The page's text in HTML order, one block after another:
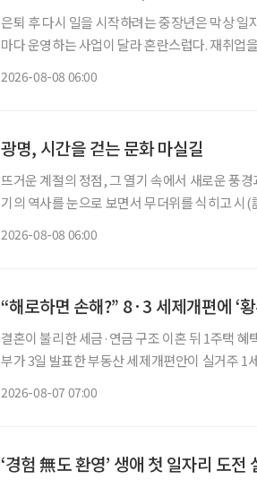
은퇴 후 다시 일을 시작하려는 중장년은 막상
마다 운영하는 사업이 달라 혼란스럽다. 재취업
2026-08-08 06:00
광명, 시간을 걷는 문화 마실길
뜨거운 계절의 정점, 그 열기 속에서 새로운 풍
기의 역사를 눈으로 보면서 무더위를 식히고 시
2026-08-08 06:00
“해로하면 손해?” 8·3 세제개편에 ‘
결혼이 불리한 세금·연금 구조 이혼 뒤 1주택 혜
부가 3일 발표한 부동산 세제개편안이 실거주 1
2026-08-07 07:00
‘경험 無도 환영’ 생애 첫 일자리 도전